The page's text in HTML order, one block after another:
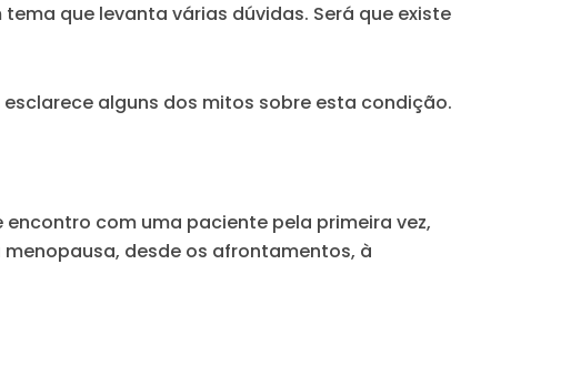
tema que levanta várias dúvidas. Será que existe
esclarece alguns dos mitos sobre esta condição.
com uma paciente pela primeira vez,
desde os afrontamentos, à